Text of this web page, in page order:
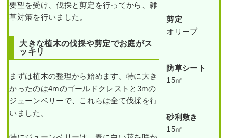
要望を受け、伐採と剪定を行ってから、雑
草対策を行いました。
大きな植木の伐採や剪定でお庭がス
ッキリ
まずは植木の整理から始めます。特に大き
かったのは4mのゴールドクレストと3mの
ジューンベリーで、これらは全て伐採を行
いました。
剪定
オリーブ
防草シート
15㎡
砂利敷き
15㎡